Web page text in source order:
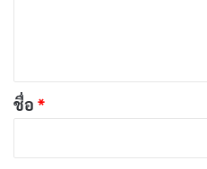
กรกฎาคม 5,
*
ชื่อ *